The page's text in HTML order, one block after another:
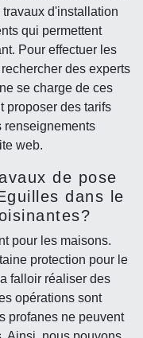
d'installation
qui permettent
Pour effectuer les
des experts
se charge de ces
proposer des tarifs
renseignements
web.
de pose
dans le
pour les maisons.
protection pour le
falloir réaliser des
opérations sont
profanes ne peuvent